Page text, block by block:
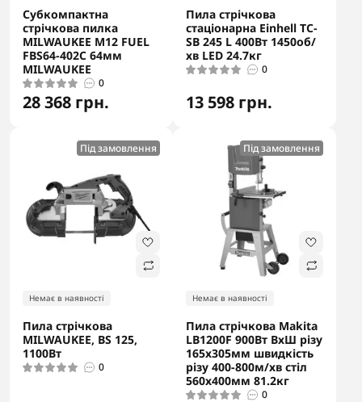
Субкомпактна
стрічкова пилка
MILWAUKEE M12 FUEL
FBS64-402C 64мм
MILWAUKEE
0
28 368 грн.
Пила стрічкова
стаціонарна Einhell TC-
SB 245 L 400Вт 1450об/
хв LED 24.7кг
0
13 598 грн.
Під замовлення
Немає в наявності
Пила стрічкова
MILWAUKEE, BS 125,
1100Вт
0
Під замовлення
Немає в наявності
Пила стрічкова Makita
LB1200F 900Вт ВхШ різу
165х305мм швидкість
різу 400-800м/хв стіл
560х400мм 81.2кг
0